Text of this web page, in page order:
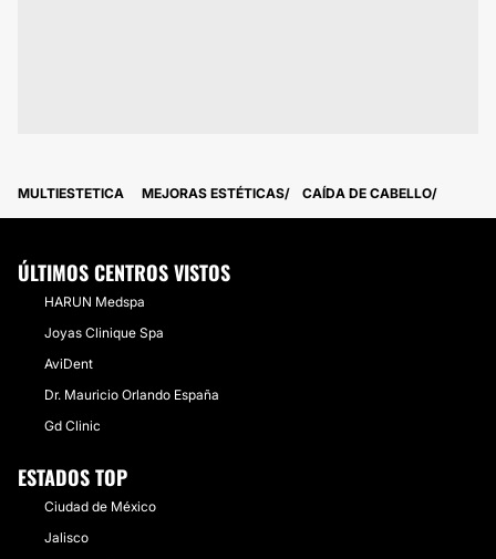
MULTIESTETICA MEJORAS ESTÉTICAS CAÍDA DE CABELLO
ÚLTIMOS CENTROS VISTOS
HARUN Medspa
Joyas Clinique Spa
AviDent
Dr. Mauricio Orlando España
Gd Clinic
ESTADOS TOP
Ciudad de México
Jalisco